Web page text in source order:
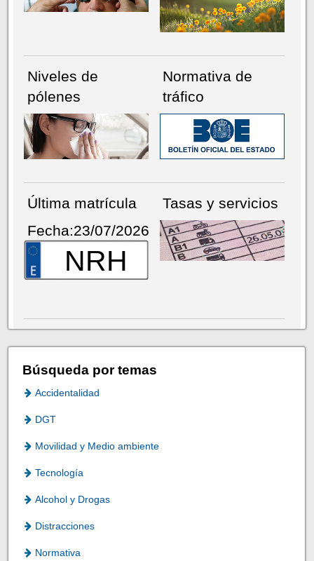
Niveles de
pólenes
Normativa de
tráfico
Última matrícula
Fecha:23/07/2026
NRH
Tasas y servicios
Búsqueda por temas
Accidentalidad
DGT
Movilidad y Medio ambiente
Tecnología
Alcohol y Drogas
Distracciones
Normativa